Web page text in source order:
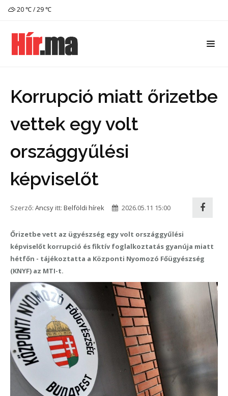
20 ℃ / 29 ℃
Korrupció miatt őrizetbe
vettek egy volt
országgyűlési
képviselőt
Szerző: Ancsy itt: Belföldi hírek 2026.05.11 15:00
Őrizetbe vett az ügyészség egy volt országgyűlési
képviselőt korrupció és fiktív foglalkoztatás gyanúja miatt
hétfőn - tájékoztatta a Központi Nyomozó Főügyészség
(KNYF) az MTI-t.